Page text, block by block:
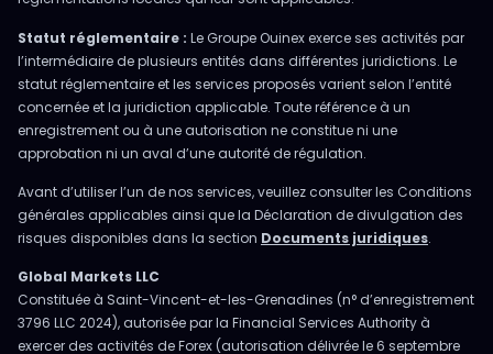
Statut réglementaire : Le Groupe Ouinex exerce ses activités par
l’intermédiaire de plusieurs entités dans différentes juridictions. Le
statut réglementaire et les services proposés varient selon l’entité
concernée et la juridiction applicable. Toute référence à un
enregistrement ou à une autorisation ne constitue ni une
approbation ni un aval d’une autorité de régulation.
Avant d’utiliser l’un de nos services, veuillez consulter les Conditions
générales applicables ainsi que la Déclaration de divulgation des
risques disponibles dans la section Documents juridiques.
Global Markets LLC
Constituée à Saint-Vincent-et-les-Grenadines (n° d’enregistrement
3796 LLC 2024), autorisée par la Financial Services Authority à
exercer des activités de Forex (autorisation délivrée le 6 septembre